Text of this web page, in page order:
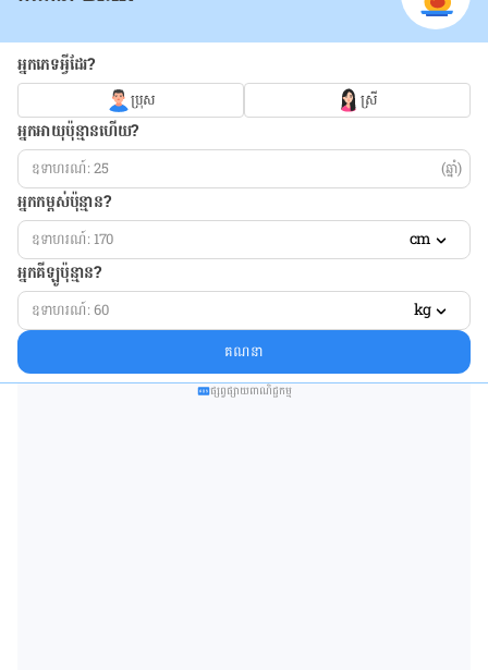
អ្នកភេទអ្វីដែរ?
ប្រុស ស្រី
អ្នកអាយុប៉ុន្មានហើយ?
(ឆ្នាំ)
អ្នកកម្ពស់ប៉ុន្មាន?
cm
អ្នកគីឡូប៉ុន្មាន?
kg
គណនា
ផ្សព្វផ្សាយពាណិជ្ជកម្ម